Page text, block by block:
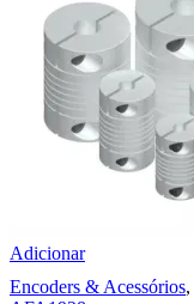
Adicionar
Encoders & Acessórios,